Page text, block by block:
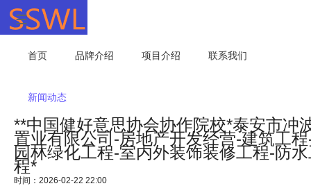
首页 品牌介绍 项目介绍 联系我们
新闻动态
**中国健好意思协会协作院校*泰安市冲
置业有限公司-房地产开发经营-建筑工
园林绿化工程-室内外装饰装修工程-防
程*
时间：2026-02-22 22:00